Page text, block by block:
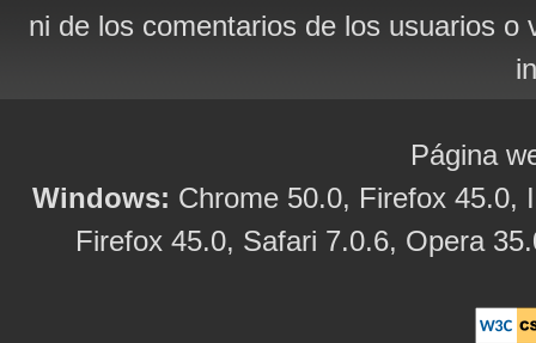
ni de los comentarios de los usuarios
Página
Windows: Chrome 50.0, Firefox 45.0,
Firefox 45.0, Safari 7.0.6, Opera